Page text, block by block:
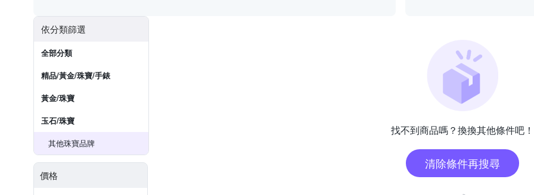
依分類篩選
全部分類
精品/黃金/珠寶/手錶
黃金/珠寶
玉石/珠寶
其他珠寶品牌
價格
找不到商品嗎？換換其他條件吧！
清除條件再搜尋